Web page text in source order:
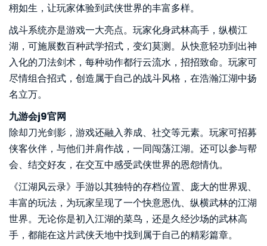
栩如生，让玩家体验到武侠世界的丰富多样。
战斗系统亦是游戏一大亮点。玩家化身武林高手，纵横江
湖，可施展数百种武学招式，变幻莫测。从快意轻功到出神
入化的刀法剑术，每种动作都行云流水，招招致命。玩家可
尽情组合招式，创造属于自己的战斗风格，在浩瀚江湖中扬
名立万。
九游会j9官网
除却刀光剑影，游戏还融入养成、社交等元素。玩家可招募
侠客伙伴，与他们并肩作战，一同闯荡江湖。还可以参与帮
会、结交好友，在交互中感受武侠世界的恩怨情仇。
《江湖风云录》手游以其独特的存档位置、庞大的世界观、
丰富的玩法，为玩家呈现了一个快意恩仇、纵横武林的江湖
世界。无论你是初入江湖的菜鸟，还是久经沙场的武林高
手，都能在这片武侠天地中找到属于自己的精彩篇章。